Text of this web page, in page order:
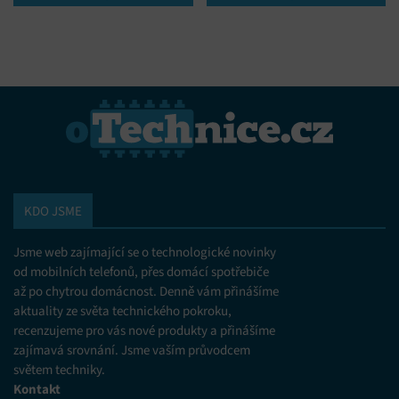
zařízení na základě automaticky přenášených
zobrazování reklamy a obsahu, Ukládání a sdělování
voleb ochrany osobních údajů.
Vždy aktivní
KDO JSME
Jsme web zajímající se o technologické novinky
od mobilních telefonů, přes domácí spotřebiče
až po chytrou domácnost. Denně vám přinášíme
aktuality ze světa technického pokroku,
recenzujeme pro vás nové produkty a přinášíme
zajímavá srovnání. Jsme vaším průvodcem
světem techniky.
Kontakt